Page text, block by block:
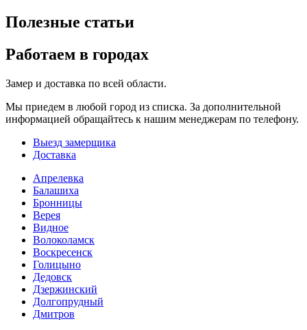
Полезные статьи
Работаем в городах
Замер и доставка по всей области.
Мы приедем в любой город из списка. За дополнительной
информацией обращайтесь к нашим менеджерам по телефону.
Выезд замерщика
Доставка
Апрелевка
Балашиха
Бронницы
Верея
Видное
Волоколамск
Воскресенск
Голицыно
Дедовск
Дзержинский
Долгопрудный
Дмитров